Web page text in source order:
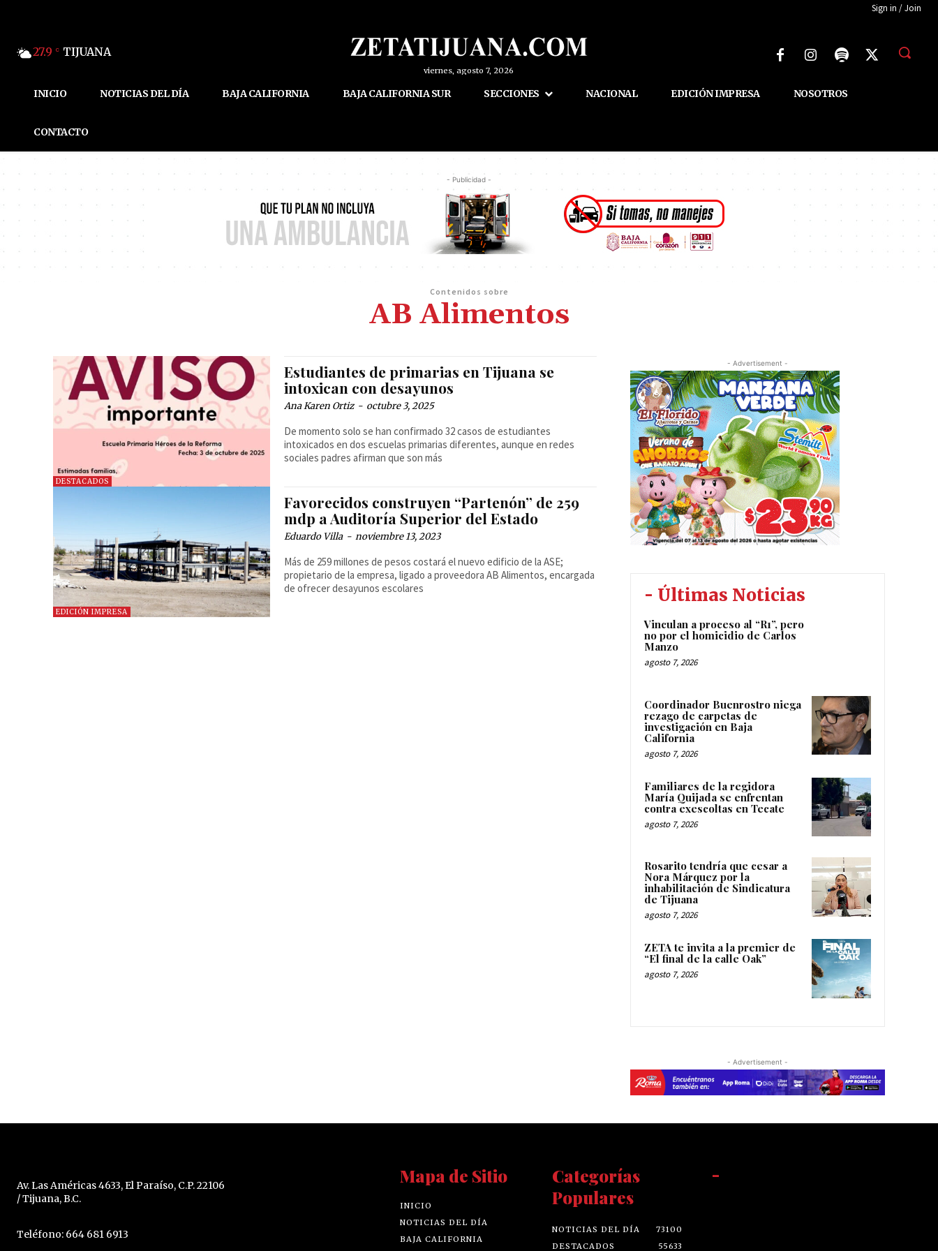
Sign in / Join
27.9 C TIJUANA
viernes, agosto 7, 2026
INICIO NOTICIAS DEL DÍA BAJA CALIFORNIA BAJA CALIFORNIA SUR SECCIONES NACIONAL EDICIÓN IMPRESA NOSOTROS
CONTACTO
- Publicidad -
Contenidos sobre
AB Alimentos
DESTACADOS
Estudiantes de primarias en Tijuana se
intoxican con desayunos
Ana Karen Ortiz - octubre 3, 2025
De momento solo se han confirmado 32 casos de estudiantes
intoxicados en dos escuelas primarias diferentes, aunque en redes
sociales padres afirman que son más
EDICIÓN IMPRESA
Favorecidos construyen “Partenón” de 259
mdp a Auditoría Superior del Estado
Eduardo Villa - noviembre 13, 2023
Más de 259 millones de pesos costará el nuevo edificio de la ASE;
propietario de la empresa, ligado a proveedora AB Alimentos, encargada
de ofrecer desayunos escolares
- Advertisement -
- Últimas Noticias
Vinculan a proceso al “R1”, pero
no por el homicidio de Carlos
Manzo
agosto 7, 2026
Coordinador Buenrostro niega
rezago de carpetas de
investigación en Baja
California
agosto 7, 2026
Familiares de la regidora
María Quijada se enfrentan
contra exescoltas en Tecate
agosto 7, 2026
Rosarito tendría que cesar a
Nora Márquez por la
inhabilitación de Sindicatura
de Tijuana
agosto 7, 2026
ZETA te invita a la premier de
“El final de la calle Oak”
agosto 7, 2026
- Advertisement -
Av. Las Américas 4633, El Paraíso, C.P. 22106
/ Tijuana, B.C.
Teléfono: 664 681 6913
Mapa de Sitio
INICIO
NOTICIAS DEL DÍA
BAJA CALIFORNIA
Categorías
Populares
NOTICIAS DEL DÍA
73100
DESTACADOS
55633
-